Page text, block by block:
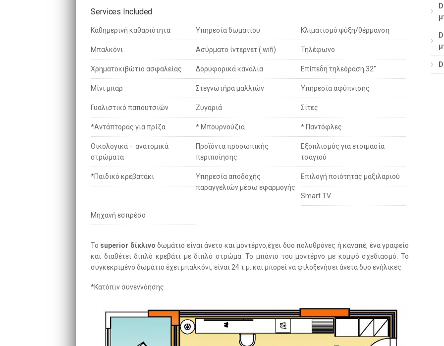
Services Included
Καθημερινή καθαριότητα Υπηρεσία δωματίου Κλιματισμό ψύξη/θέρμανση
Μπαλκόνι Ασύρματο ίντερνετ ( wifi) Τηλέφωνο
Χρηματοκιβώτιο ασφαλείας Δορυφορικά κανάλια Επίπεδη τηλεόραση 32’’
Μίνι μπαρ Στεγνωτήρα μαλλιών Υπηρεσία αφύπνισης
Γυαλιστικό παπουτσιών Ζυγαριά Σίτες
*Αντάπτορας για πρίζα * Μπουρνούζια * Παντόφλες
Οικολογικά – ανατομικά
στρώματα
Προϊόντα προσωπικής
περιποίησης
Εξοπλισμός για ετοιμασία
τσαγιού
*Παιδικό κρεβατάκι
Υπηρεσία αποδοχής
παραγγελιών μέσω εφαρμογής
Επιλογή ποιότητας μαξιλαριού
Smart TV
Μηχανή εσπρέσο
Το superior δίκλινοδωμάτιο είναι άνετο και μοντέρνο,έχει δυο πολυθρόνες ή καναπέ, ένα γραφείο
και διαθέτει διπλό κρεβάτι με διπλό στρώμα. Το μπάνιο του μοντέρνο με κομψό σχεδιασμό. Το
συγκεκριμένο δωμάτιο έχει μπαλκόνι, είναι 24 τ.μ. και μπορεί να φιλοξενήσει άνετα δυο ενήλικες.
*Κατόπιν συνεννόησης